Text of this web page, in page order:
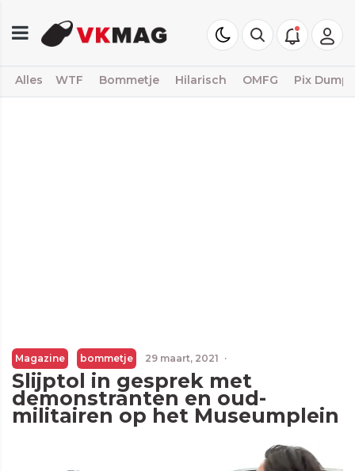
Alles WTF Bommetje Hilarisch OMFG Pix Dump
Magazine bommetje 29 maart, 2021 ·
Slijptol in gesprek met
demonstranten en oud-
militairen op het Museumplein